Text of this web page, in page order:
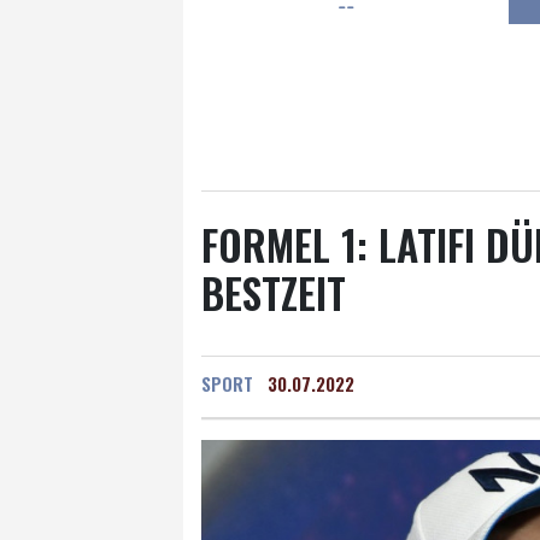
Frankfurt am Main
--
FORMEL 1: LATIFI
BESTZEIT
SPORT 30.07.2022